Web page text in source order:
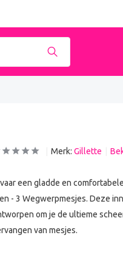
Merk: Gillette
een gladde en
- 3 Wegwerpmesjes. Deze
om je de ultieme
van mesjes.